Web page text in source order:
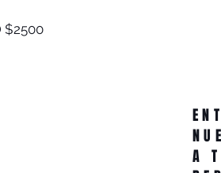
$2500
A